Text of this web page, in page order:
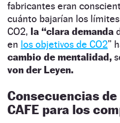
fabricantes eran
cuánto bajarían los
CO2, la “clara demanda
en los objetivos de CO2”
cambio de mentalidad,
von der Leyen.
Consecuencias
CAFE para los